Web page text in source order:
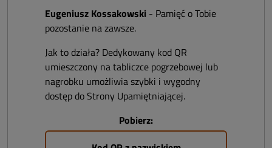
Eugeniusz Kossakowski - Pamięć o Tobie
pozostanie na zawsze.
Jak to działa? Dedykowany kod QR
umieszczony na tabliczce pogrzebowej lub
nagrobku umożliwia szybki i wygodny
dostęp do Strony Upamiętniającej.
Pobierz: